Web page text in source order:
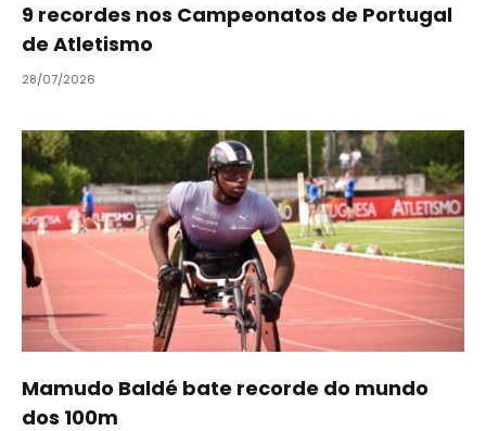
9 recordes nos Campeonatos de Portugal
de Atletismo
28/07/2026
Mamudo Baldé bate recorde do mundo
dos 100m